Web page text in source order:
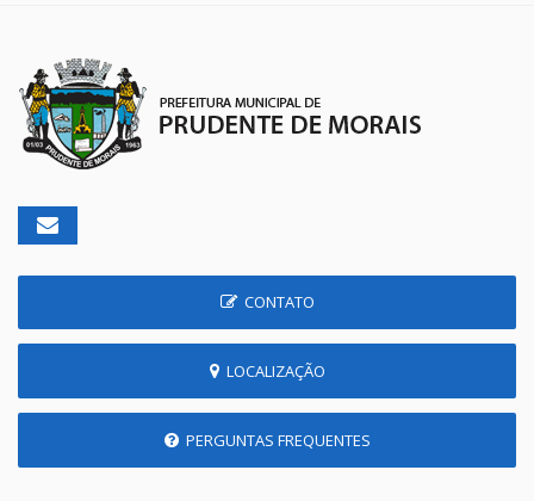
CONTATO
LOCALIZAÇÃO
PERGUNTAS FREQUENTES